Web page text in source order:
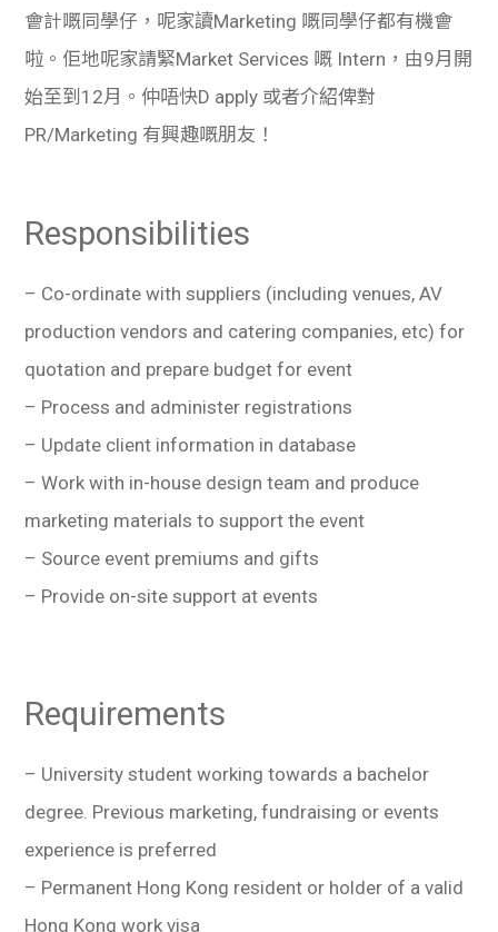
會計嘅同學仔，呢家讀Marketing 嘅同學仔都有機會
啦。佢地呢家請緊Market Services 嘅 Intern，由9月開
始至到12月。仲唔快D apply 或者介紹俾對
PR/Marketing 有興趣嘅朋友！
Responsibilities
– Co-ordinate with suppliers (including venues, AV
production vendors and catering companies, etc) for
quotation and prepare budget for event
– Process and administer registrations
– Update client information in database
– Work with in-house design team and produce
marketing materials to support the event
– Source event premiums and gifts
– Provide on-site support at events
Requirements
– University student working towards a bachelor
degree. Previous marketing, fundraising or events
experience is preferred
– Permanent Hong Kong resident or holder of a valid
Hong Kong work visa